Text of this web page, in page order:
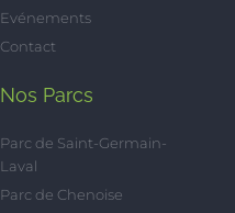
Evénements
Contact
Nos Parcs
Parc de Saint-Germain-
Laval
Parc de Chenoise